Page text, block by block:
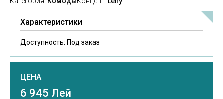
Характеристики
Доступность: Под заказ
ЦЕНА
6 945 Лей